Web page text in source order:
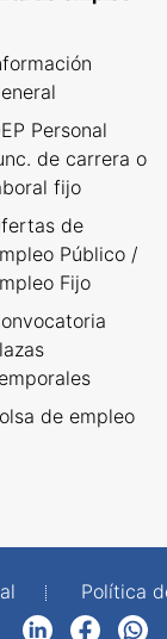
Personal
de carrera o
fijo
de
Público /
Fijo
de empleo
Política
WhatsApp